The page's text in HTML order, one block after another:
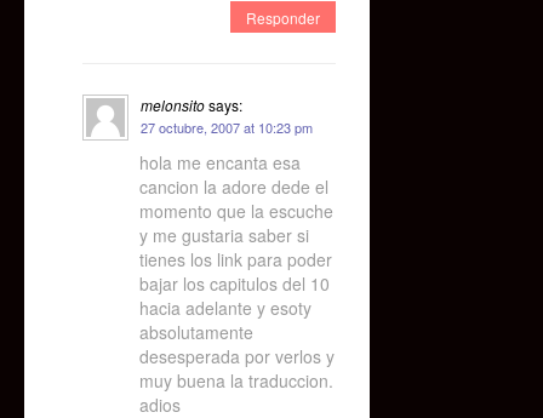
Responder
melonsitosays:
27 octubre, 2007 at 10:23 pm
hola me encanta esa
cancion la adore dede el
momento que la escuche
y me gustaria saber si
tienes los link para poder
bajar los capitulos del 10
hacia adelante y esoty
absolutamente
desesperada por verlos y
muy buena la traduccion.
adios